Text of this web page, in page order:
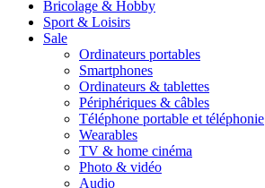
Bricolage & Hobby
Sport & Loisirs
Sale
Ordinateurs portables
Smartphones
Ordinateurs & tablettes
Périphériques & câbles
Téléphone portable et téléphonie
Wearables
TV & home cinéma
Photo & vidéo
Audio